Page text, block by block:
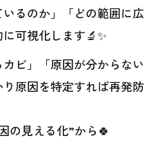
いるのか」「どの範囲に広
可視化します🔬✨
カビ」「原因が分からない
原因を特定すれば再発防
の見える化”から🍀